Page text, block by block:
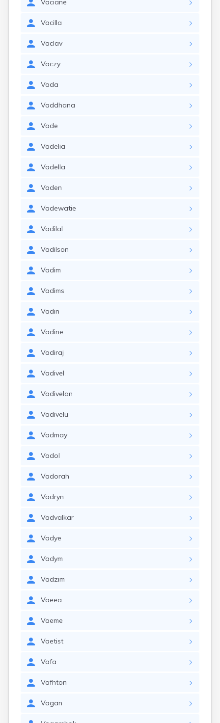
Vaciane
Vacilla
Vaclav
Vaczy
Vada
Vaddhana
Vade
Vadelia
Vadella
Vaden
Vadewatie
Vadilal
Vadilson
Vadim
Vadims
Vadin
Vadine
Vadiraj
Vadivel
Vadivelan
Vadivelu
Vadmay
Vadol
Vadorah
Vadryn
Vadvalkar
Vadye
Vadym
Vadzim
Vaeea
Vaeme
Vaetist
Vafa
Vafhton
Vagan